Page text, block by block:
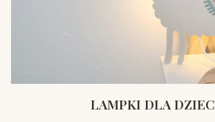
LAMPKI DLA